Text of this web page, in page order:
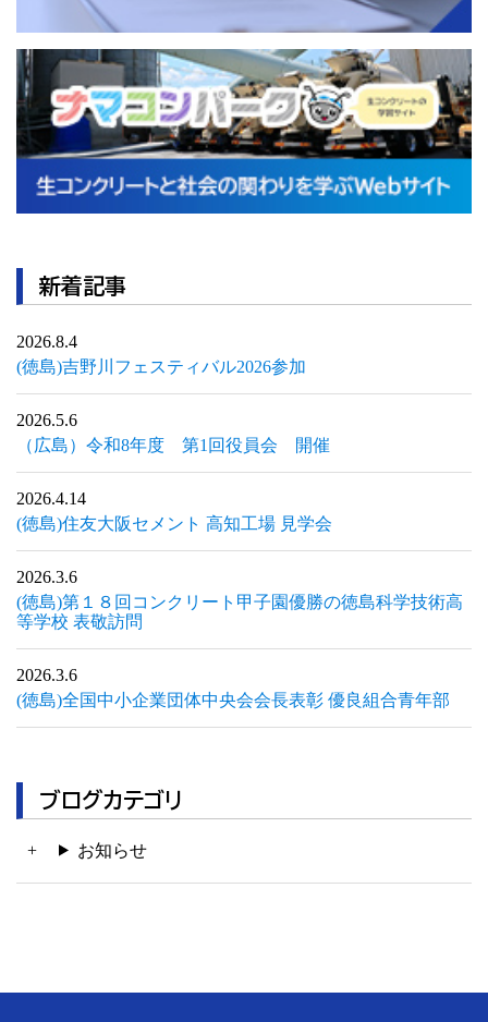
新着記事
2026.8.4
(徳島)吉野川フェスティバル2026参加
2026.5.6
（広島）令和8年度 第1回役員会 開催
2026.4.14
(徳島)住友大阪セメント 高知工場 見学会
2026.3.6
(徳島)第１８回コンクリート甲子園優勝の徳島科学技術高
等学校 表敬訪問
2026.3.6
(徳島)全国中小企業団体中央会会長表彰 優良組合青年部
ブログカテゴリ
お知らせ